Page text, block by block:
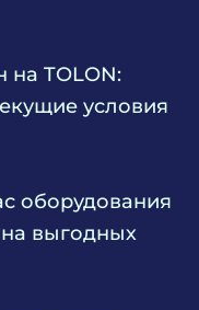
TOLON:
условия
оборудования
выгодных